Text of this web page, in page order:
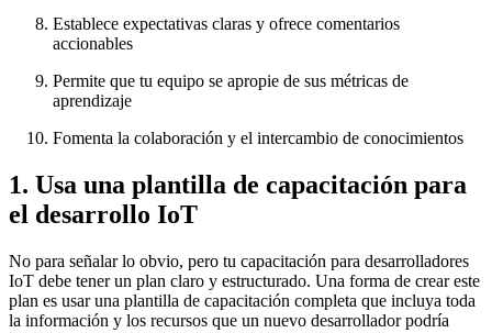
Establece expectativas claras y ofrece comentarios
accionables
Permite que tu equipo se apropie de sus métricas de
aprendizaje
Fomenta la colaboración y el intercambio de conocimientos
1. Usa una plantilla de capacitación para
el desarrollo IoT
No para señalar lo obvio, pero tu capacitación para desarrolladores
IoT debe tener un plan claro y estructurado. Una forma de crear este
plan es usar una plantilla de capacitación completa que incluya toda
la información y los recursos que un nuevo desarrollador podría